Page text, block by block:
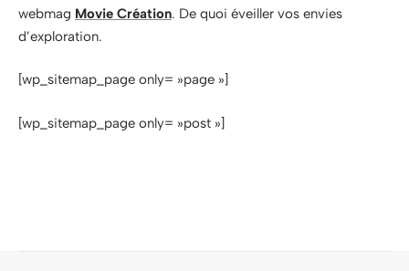
webmag Movie Création. De quoi éveiller vos envies
d’exploration.
[wp_sitemap_page only= »page »]
[wp_sitemap_page only= »post »]